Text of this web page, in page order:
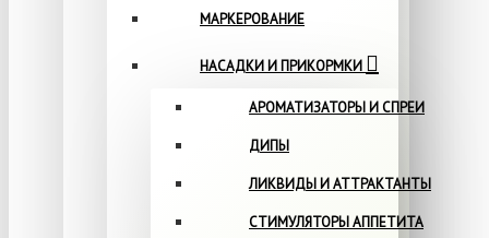
МАРКЕРОВАНИЕ
НАСАДКИ И ПРИКОРМКИ
АРОМАТИЗАТОРЫ И СПРЕИ
ДИПЫ
ЛИКВИДЫ И АТТРАКТАНТЫ
СТИМУЛЯТОРЫ АППЕТИТА